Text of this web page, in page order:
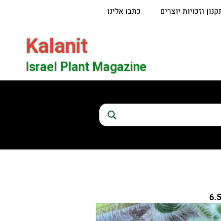
וזכויות יוצרים כתבו אלינו
Kalanit
Israel Plant Magazine